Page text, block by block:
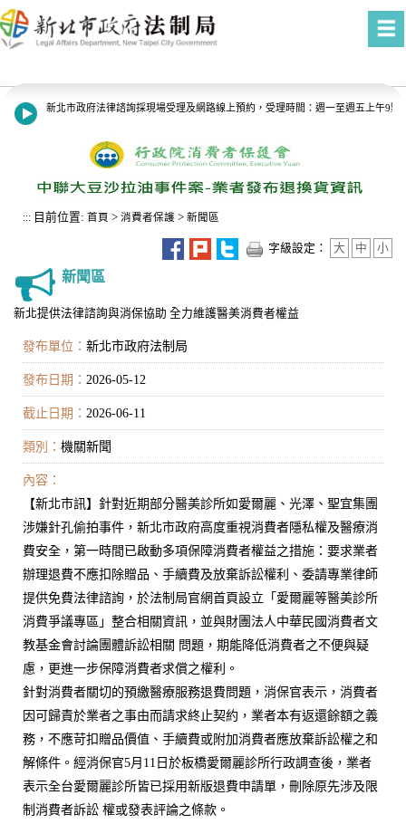
進入內容區塊
新北市政府法律諮詢採現場受理及網路線上預約，受理時間：週一至週五上午9
::: 目前位置: 首頁 > 消費者保護 > 新聞區
字級設定： 大 中 小
新聞區
新北提供法律諮詢與消保協助 全力維護醫美消費者權益
發布單位： 新北市政府法制局
發布日期： 2026-05-12
截止日期： 2026-06-11
類別： 機關新聞
內容：
【新北市訊】針對近期部分醫美診所如愛爾麗、光澤、聖宜集團
涉嫌針孔偷拍事件，新北市政府高度重視消費者隱私權及醫療消
費安全，第一時間已啟動多項保障消費者權益之措施：要求業者
辦理退費不應扣除贈品、手續費及放棄訴訟權利、委請專業律師
提供免費法律諮詢，於法制局官網首頁設立「愛爾麗等醫美診所
消費爭議專區」整合相關資訊，並與財團法人中華民國消費者文
教基金會討論團體訴訟相關 問題，期能降低消費者之不便與疑
慮，更進一步保障消費者求償之權利。
針對消費者關切的預繳醫療服務退費問題，消保官表示，消費者
因可歸責於業者之事由而請求終止契約，業者本有返還餘額之義
務，不應苛扣贈品價值、手續費或附加消費者應放棄訴訟權之和
解條件。經消保官5月11日於板橋愛爾麗診所行政調查後，業者
表示全台愛爾麗診所皆已採用新版退費申請單，刪除原先涉及限
制消費者訴訟 權或發表評論之條款。